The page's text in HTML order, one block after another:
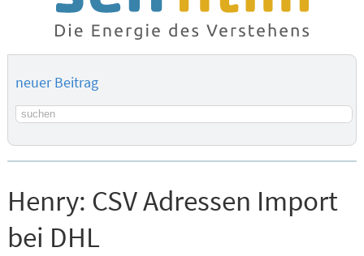
neuer Beitrag
Suchbegriff
Henry: CSV Adressen Import
bei DHL